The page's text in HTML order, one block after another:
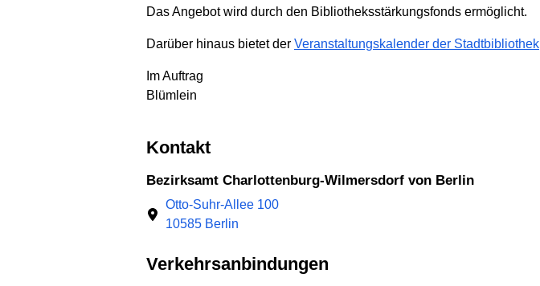
Das Angebot wird durch den Bibliotheksstärkungsfonds ermöglicht.
Darüber hinaus bietet der Veranstaltungskalender der Stadtbibliothek
Im Auftrag
Blümlein
Kontakt
Bezirksamt Charlottenburg-Wilmersdorf von Berlin
Otto-Suhr-Allee 100
10585 Berlin
Verkehrsanbindungen